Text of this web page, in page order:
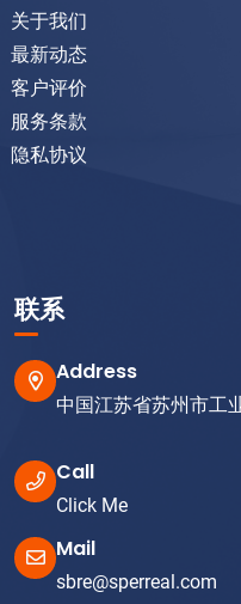
关于我们
最新动态
客户评价
服务条款
隐私协议
联系
Address
中国江苏省苏州市工
Call
Click Me
Mail
sbre@sperreal.com